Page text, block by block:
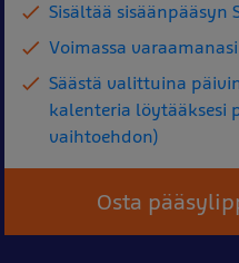
Sisältää sisäänpääsyn
Voimassa
Säästä valittuina
kalenteria löytääksesi
vaihtoehdon)
Osta